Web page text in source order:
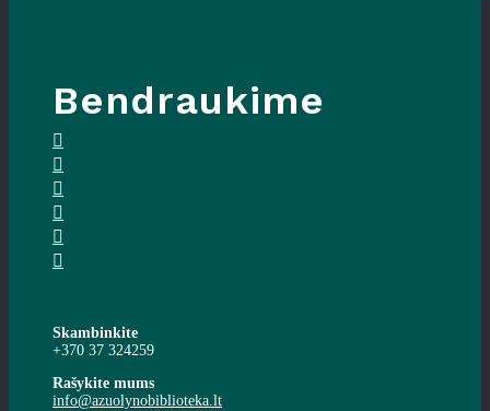
Bendraukime
Skambinkite
+370 37 324259
Rašykite mums
info@azuolynobiblioteka.lt